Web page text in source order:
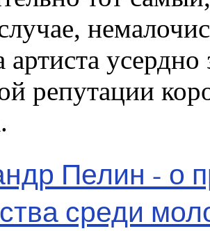
артиста
репутации
Пелин - о
среди